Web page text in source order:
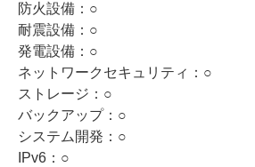
防火設備：○
耐震設備：○
発電設備：○
ネットワークセキュリティ：○
ストレージ：○
バックアップ：○
システム開発：○
IPv6：○